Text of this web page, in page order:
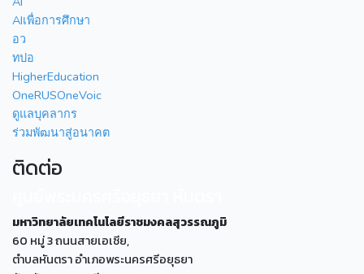
AIเพื่อการศึกษา
อว
ทปอ
HigherEducation
OneRUSOneVoic
ดูแลบุคลากร
ร่วมพัฒนาสู่อนาคต
ติดต่อ
มหาวิทยาลัยเทคโนโลยีราชมงคลสุวรรณภูมิ
60 หมู่ 3 ถนนสายเอเซีย,
ตำบลหันตรา อำเภอพระนครศรีอยุธยา